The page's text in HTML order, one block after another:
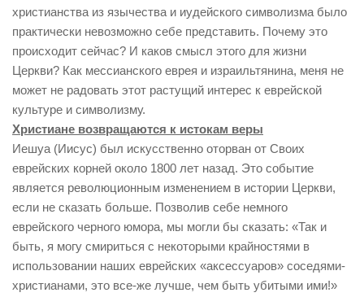
христианства из язычества и иудейского символизма было
практически невозможно себе представить. Почему это
происходит сейчас? И каков смысл этого для жизни
Церкви? Как мессианского еврея и израильтянина, меня не
может не радовать этот растущий интерес к еврейской
культуре и символизму.
Христиане возвращаются к истокам веры
Иешуа (Иисус) был искусственно оторван от Своих
еврейских корней около 1800 лет назад. Это событие
является революционным изменением в истории Церкви,
если не сказать больше. Позволив себе немного
еврейского черного юмора, мы могли бы сказать: «Так и
быть, я могу смириться с некоторыми крайностями в
использовании наших еврейских «аксессуаров» соседями-
христианами, это все-же лучше, чем быть убитыми ими!»